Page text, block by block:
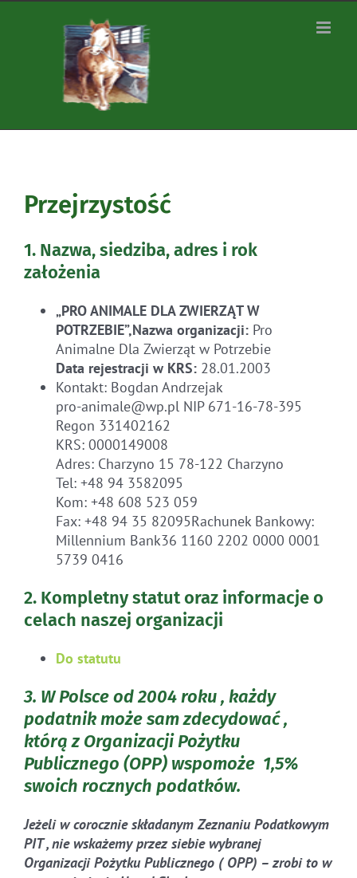
Przejrzystość
1. Nazwa, siedziba, adres i rok
założenia
„PRO ANIMALE DLA ZWIERZĄT W
POTRZEBIE”,Nazwa organizacji: Pro
Animalne Dla Zwierząt w Potrzebie
Data rejestracji w KRS: 28.01.2003
Kontakt: Bogdan Andrzejak
pro-animale@wp.pl NIP 671-16-78-395
Regon 331402162
KRS: 0000149008
Adres: Charzyno 15 78-122 Charzyno
Tel: +48 94 3582095
Kom: +48 608 523 059
Fax: +48 94 35 82095Rachunek Bankowy:
Millennium Bank36 1160 2202 0000 0001
5739 0416
2. Kompletny statut oraz informacje o
celach naszej organizacji
Do statutu
3. W Polsce od 2004 roku , każdy
podatnik może sam zdecydować ,
którą z Organizacji Pożytku
Publicznego (OPP) wspomoże 1,5%
swoich rocznych podatków.
Jeżeli w corocznie składanym Zeznaniu Podatkowym
PIT , nie wskażemy przez siebie wybranej
Organizacji Pożytku Publicznego ( OPP) – zrobi to w